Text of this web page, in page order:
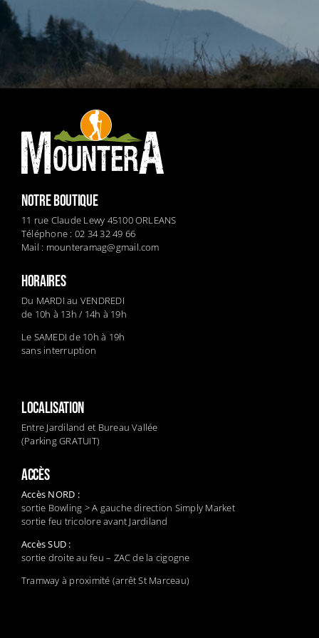
NOTRE BOUTIQUE
11 rue Claude Lewy 45100 ORLEANS
Téléphone : 02 34 32 49 66
Mail : mounteramag@gmail.com
HORAIRES
Du MARDI au VENDREDI
de 10h à 13h / 14h à 19h
Le SAMEDI de 10h à 19h
sans interruption
LOCALISATION
Entre Jardiland et Bureau Vallée
(Parking GRATUIT)
ACCÈS
Accès NORD :
sortie Bowling > A gauche direction Simply Market
sortie feu tricolore avant Jardiland
Accès SUD :
sortie droite au feu – ZAC de la cigogne
Tramway à proximité (arrêt St Marceau)